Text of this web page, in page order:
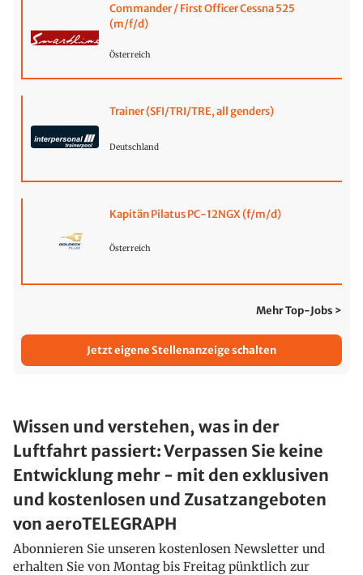
Commander / First Officer Cessna 525
(m/f/d)
Österreich
Trainer (SFI/TRI/TRE, all genders)
Deutschland
Kapitän Pilatus PC-12NGX (f/m/d)
Österreich
Mehr Top-Jobs >
Jetzt eigene Stellenanzeige schalten
Wissen und verstehen, was in der
Luftfahrt passiert: Verpassen Sie keine
Entwicklung mehr - mit den exklusiven
und kostenlosen und Zusatzangeboten
von aeroTELEGRAPH
Abonnieren Sie unseren kostenlosen Newsletter und
erhalten Sie von Montag bis Freitag pünktlich zur